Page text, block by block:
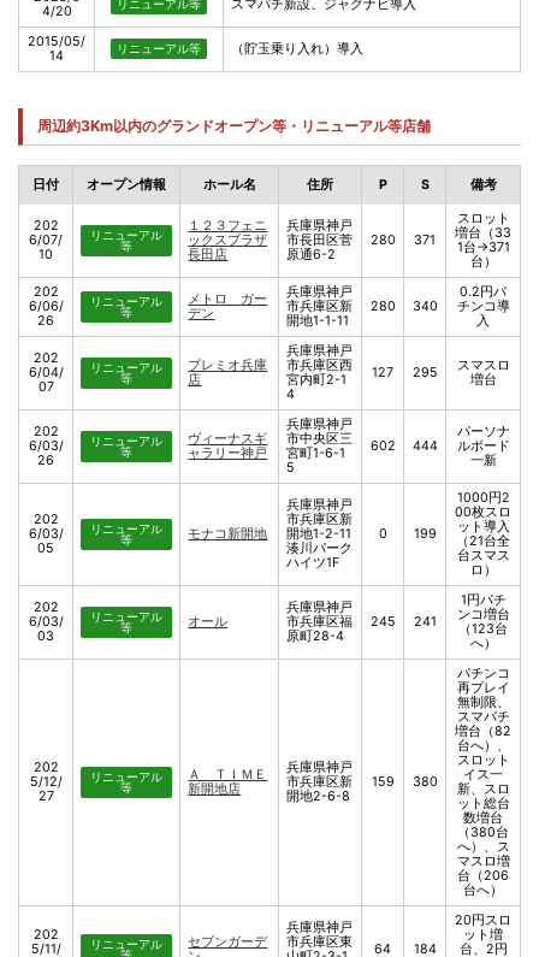
4/20
リニューアル等 スマパチ新設、ジャグナビ導入
2015/05/
14
リニューアル等 （貯玉乗り入れ）導入
周辺約3Km以内のグランドオープン等・リニューアル等店舗
日付 オープン情報 ホール名 住所 P S 備考
202
6/07/
10
リニューアル
等
１２３フェニ
ックスプラザ
長田店
兵庫県神戸
市長田区菅
原通6-2
280 371
スロット
増台（33
1台→371
台）
202
6/06/
26
リニューアル
等
メトロ ガー
デン
兵庫県神戸
市兵庫区新
開地1-1-11
280 340
0.2円パ
チンコ導
入
202
6/04/
07
リニューアル
等
プレミオ兵庫
店
兵庫県神戸
市兵庫区西
宮内町2-1
4
127 295
スマスロ
増台
202
6/03/
26
リニューアル
等
ヴィーナスギ
ャラリー神戸
兵庫県神戸
市中央区三
宮町1-6-1
5
602 444
パーソナ
ルボード
一新
202
6/03/
05
リニューアル
等
モナコ新開地
兵庫県神戸
市兵庫区新
開地1-2-11
湊川パーク
ハイツ1F
0 199
1000円2
00枚スロ
ット導入
（21台全
台スマス
ロ）
202
6/03/
03
リニューアル
等
オール
兵庫県神戸
市兵庫区福
原町28-4
245 241
1円パチ
ンコ増台
（123台
へ）
202
5/12/
27
リニューアル
等
Ａ ＴＩＭＥ
新開地店
兵庫県神戸
市兵庫区新
開地2-6-8
159 380
パチンコ
再プレイ
無制限、
スマパチ
増台（82
台へ）、
スロット
イス一
新、スロ
ット総台
数増台
（380台
へ）、ス
マスロ増
台（206
台へ）
202
5/11/
リニューアル
セブンガーデ
兵庫県神戸
市兵庫区東
64 184
20円スロ
ット増
台、2円